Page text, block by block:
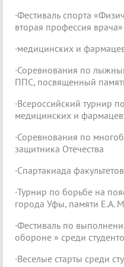
·Фестиваль спорта
вторая профессия
·медицинских и
·Соревнования по
ППC, посвященный
·Всероссийский турнир
медицинских и
·Соревнования по
защитника Отечества
·Спартакиада
·Турнир по борьбе на
города Уфы, памяти Е.А.
·Фестиваль по
обороне » среди
·Веселые старты среди